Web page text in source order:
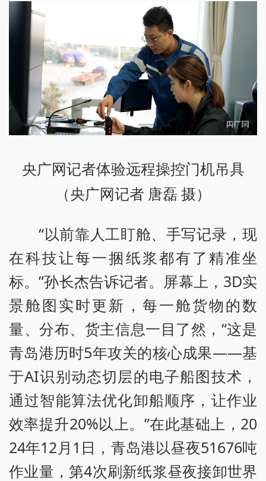
央广网记者体验远程操控门机吊具
（央广网记者 唐磊 摄）
“以前靠人工盯舱、手写记录，现
在科技让每一捆纸浆都有了精准坐
标。”孙长杰告诉记者。屏幕上，3D实
景舱图实时更新，每一舱货物的数
量、分布、货主信息一目了然，“这是
青岛港历时5年攻关的核心成果——基
于AI识别动态切层的电子船图技术，
通过智能算法优化卸船顺序，让作业
效率提升20%以上。”在此基础上，20
24年12月1日，青岛港以昼夜51676吨
作业量，第4次刷新纸浆昼夜接卸世界